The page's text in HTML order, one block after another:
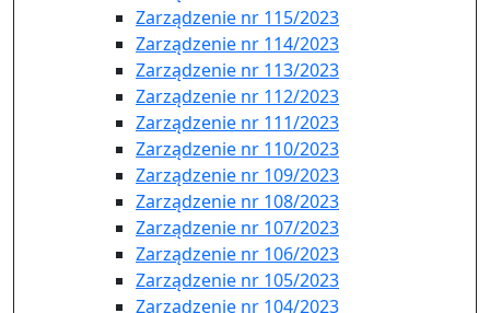
Zarządzenie nr 115/2023
Zarządzenie nr 114/2023
Zarządzenie nr 113/2023
Zarządzenie nr 112/2023
Zarządzenie nr 111/2023
Zarządzenie nr 110/2023
Zarządzenie nr 109/2023
Zarządzenie nr 108/2023
Zarządzenie nr 107/2023
Zarządzenie nr 106/2023
Zarządzenie nr 105/2023
Zarządzenie nr 104/2023